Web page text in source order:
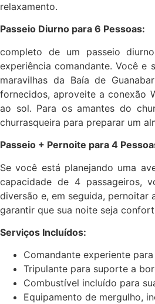
relaxamento.
Passeio Diurno para 6 Pessoas:
completo de um passeio
experiência comandante. Você
maravilhas da Baía de
fornecidos, aproveite a conexão
ao sol. Para os amantes do
churrasqueira para preparar um
Passeio + Pernoite para 4
Se você está planejando uma
capacidade de 4 passageiros,
diversão e, em seguida, pernoitar
garantir que sua noite seja
Serviços Incluídos:
Comandante experiente
Tripulante para suporte a
Combustível incluído para
Equipamento de mergulho,